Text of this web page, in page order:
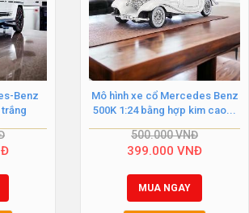
Benz
trắng
Mô hình xe cổ Mercedes Benz
500K 1:24 bằng hợp kim cao...
500.000VNĐ
399.000 VNĐ
MUA NGAY